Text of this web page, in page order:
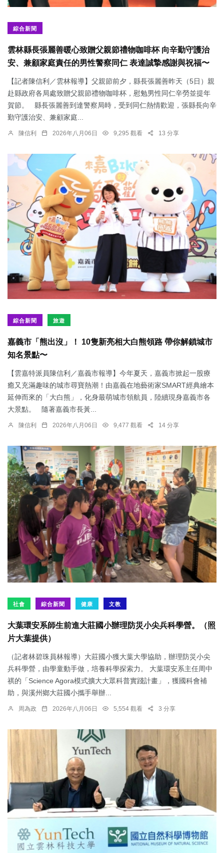
綜合新聞
雲林縣長張麗善暖心致贈父親節禮物咖啡杯 向辛勤守護治
安、兼顧家庭責任的男性警察同仁 表達誠摯感謝與祝福〜
【記者陳信利／雲林報導】父親節前夕，縣長張麗善昨天（5日）親
赴縣政府各局處致贈父親節禮物咖啡杯，慰勉男性同仁辛勞並提年
賀節。 縣長張麗善到達警察局時，受到同仁熱情歡迎，張縣長向辛
勤守護治安、兼顧家庭...
陳信利 2026年八月06日 9,295 觀看 13 分享
綜合新聞 旅遊
嘉義市「熊出沒」！ 10隻新亮相大白熊領路 帶你解鎖城市
知名景點〜
【雲嘉特派員陳信利／嘉義市報導】今年夏天，嘉義市掀起一股療
癒又充滿趣味的城市尋寶熱潮！由嘉義在地藝術家SMART經典繪本
延伸而來的「大白熊」，化身最萌城市領航員，陸續現身嘉義市各
大景點。 隨著嘉義市長黃...
陳信利 2026年八月06日 9,477 觀看 14 分享
社會 綜合新聞 健康 文教
大葉環安系師生前進大莊國小辦理防災小尖兵科學營。（照
片大葉提供）
（記者林碧珠員林報導）大莊國小獲大葉大學協助，辦理防災小尖
兵科學營，由學童動手做，培養科學探索力。 大葉環安系主任周中
祺的「Science Agora模式擴大大眾科普實踐計畫」，獲國科會補
助，與溪州鄉大莊國小攜手舉辦...
周為政 2026年八月06日 5,554 觀看 3 分享